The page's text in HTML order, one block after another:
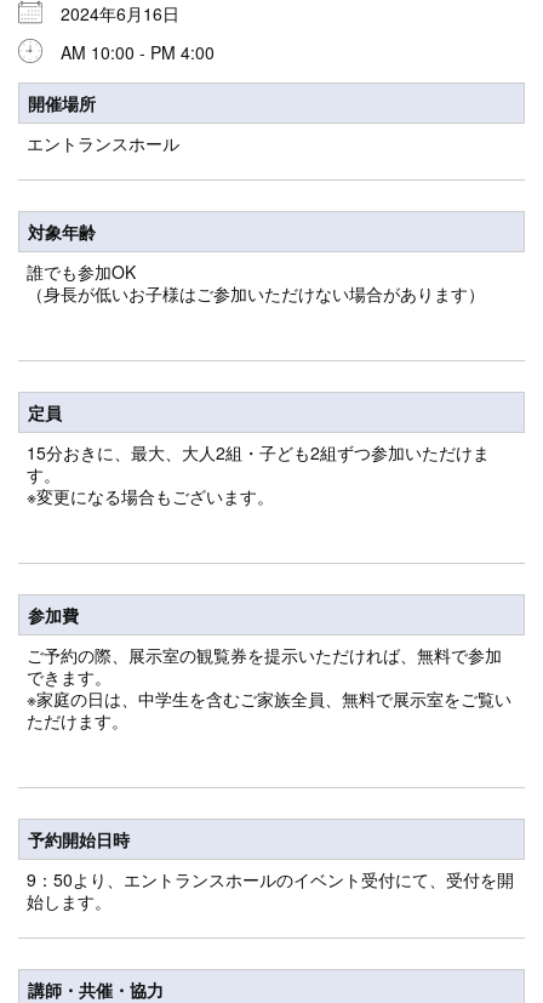
2024年6月16日
AM 10:00 - PM 4:00
開催場所
エントランスホール
対象年齢
誰でも参加OK
（身長が低いお子様はご参加いただけない場合があります）
定員
15分おきに、最大、大人2組・子ども2組ずつ参加いただけま
す。
※変更になる場合もございます。
参加費
ご予約の際、展示室の観覧券を提示いただければ、無料で参加
できます。
※家庭の日は、中学生を含むご家族全員、無料で展示室をご覧い
ただけます。
予約開始日時
9：50より、エントランスホールのイベント受付にて、受付を開
始します。
講師・共催・協力